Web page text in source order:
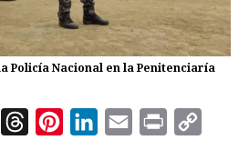
Policía Nacional en la Penitenciaría
W